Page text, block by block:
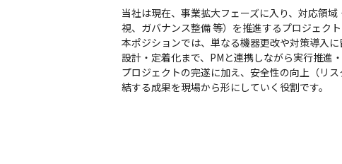
当社は現在、事業拡大フェーズに入り、対応領
視、ガバナンス整備 等）を推進するプロジェク
本ポジションでは、単なる機器更改や対策導入
設計・定着化まで、PMと連携しながら実行推進
プロジェクトの完遂に加え、安全性の向上（リ
結する成果を現場から形にしていく役割です。